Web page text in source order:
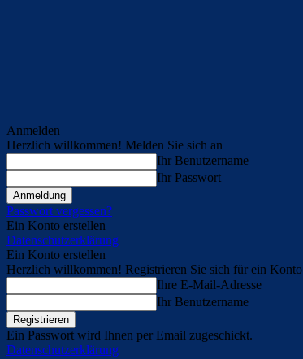
Anmelden
Herzlich willkommen! Melden Sie sich an
Ihr Benutzername
Ihr Passwort
Passwort vergessen?
Ein Konto erstellen
Datenschutzerklärung
Ein Konto erstellen
Herzlich willkommen! Registrieren Sie sich für ein Konto
Ihre E-Mail-Adresse
Ihr Benutzername
Ein Passwort wird Ihnen per Email zugeschickt.
Datenschutzerklärung